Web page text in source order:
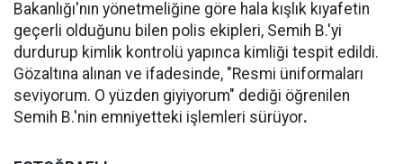
Bakanlığı'nın yönetmeliğine göre hala kışlık kıyafetin
geçerli olduğunu bilen polis ekipleri, Semih B.'yi
durdurup kimlik kontrolü yapınca kimliği tespit edildi.
Gözaltına alınan ve ifadesinde, "Resmi üniformaları
seviyorum. O yüzden giyiyorum" dediği öğrenilen
Semih B.'nin emniyetteki işlemleri sürüyor.